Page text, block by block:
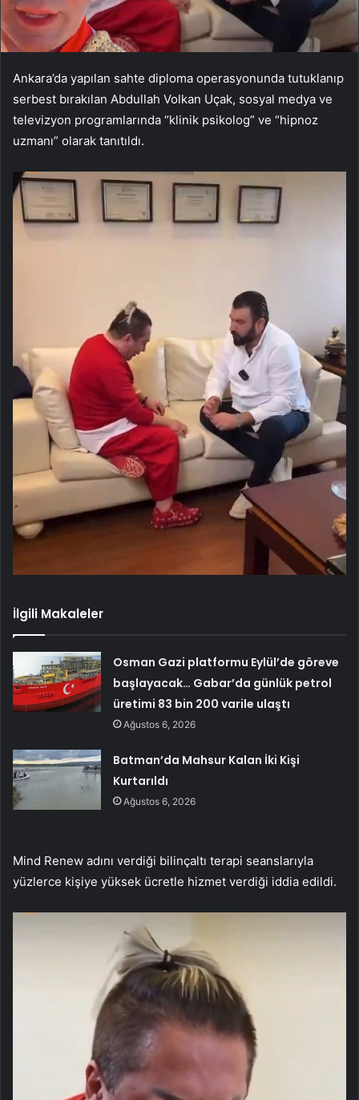
Ankara’da yapılan sahte diploma operasyonunda tutuklanıp
serbest bırakılan Abdullah Volkan Uçak, sosyal medya ve
televizyon programlarında “klinik psikolog” ve “hipnoz
uzmanı” olarak tanıtıldı.
İlgili Makaleler
Osman Gazi platformu Eylül’de göreve
başlayacak… Gabar’da günlük petrol
üretimi 83 bin 200 varile ulaştı
Ağustos 6, 2026
Batman’da Mahsur Kalan İki Kişi
Kurtarıldı
Ağustos 6, 2026
Mind Renew adını verdiği bilinçaltı terapi seanslarıyla
yüzlerce kişiye yüksek ücretle hizmet verdiği iddia edildi.